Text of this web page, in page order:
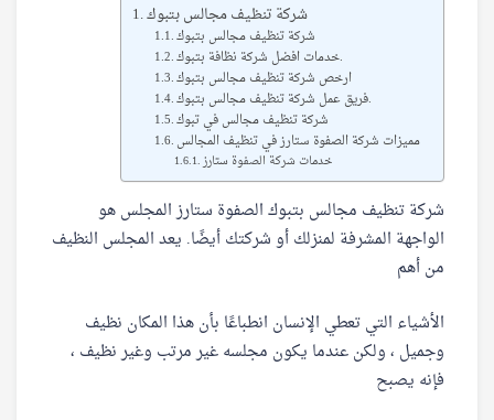
شركة تنظيف مجالس بتبوك
شركة تنظيف مجالس بتبوك
خدمات افضل شركة نظافة بتبوك.
ارخص شركة تنظيف مجالس بتبوك
فريق عمل شركة تنظيف مجالس بتبوك.
شركة تنظيف مجالس في تبوك
مميزات شركة الصفوة ستارز في تنظيف المجالس
خدمات شركة الصفوة ستارز
شركة تنظيف مجالس بتبوك الصفوة ستارز المجلس هو
الواجهة المشرفة لمنزلك أو شركتك أيضًا. يعد المجلس النظيف
من أهم
الأشياء التي تعطي الإنسان انطباعًا بأن هذا المكان نظيف
وجميل ، ولكن عندما يكون مجلسه غير مرتب وغير نظيف ،
فإنه يصبح